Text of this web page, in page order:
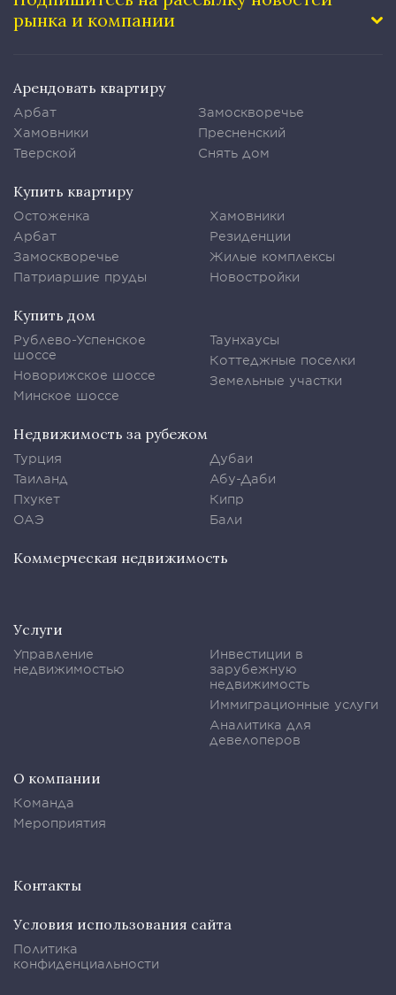
рынка и компании
Арендовать квартиру
Арбат
Хамовники
Тверской
Замоскворечье
Пресненский
Снять дом
Купить квартиру
Остоженка
Арбат
Замоскворечье
Патриаршие пруды
Хамовники
Резиденции
Жилые комплексы
Новостройки
Купить дом
Рублево-Успенское
шоссе
Новорижское шоссе
Минское шоссе
Таунхаусы
Коттеджные поселки
Земельные участки
Недвижимость за рубежом
Турция
Таиланд
Пхукет
ОАЭ
Дубаи
Абу-Даби
Кипр
Бали
Коммерческая недвижимость
Услуги
Управление
недвижимостью
Инвестиции в
зарубежную
недвижимость
Иммиграционные услуги
Аналитика для
девелоперов
О компании
Команда
Мероприятия
Контакты
Условия использования сайта
Политика
конфиденциальности